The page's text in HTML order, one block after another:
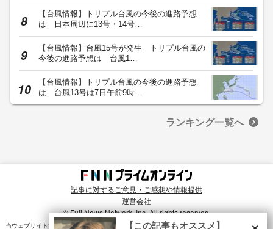
【台風情報】トリプル台風の今後の進路予想
は 日本周辺に13号・14号…
【台風情報】台風15号が発生 トリプル台風の
今後の進路予想は 台風1…
【台風情報】トリプル台風の今後の進路予想
は 台風13号は7日午前9時…
ランキング一覧へ
記事に対するご意見・ご感想や情報提供
運営会社
© Fuji News Network, Inc. All rights reserved.
当ウェブサイトでは、ユーザのニーズ・興味・関⼼に合致したコンテンツや広告配信を提供する
【この記事もオススメ】